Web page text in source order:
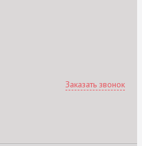
Заказать звонок